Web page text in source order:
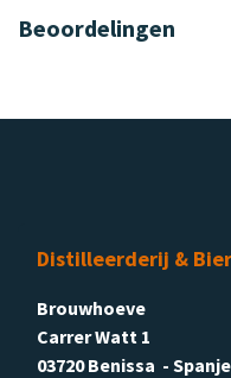
Beoordelingen
Distilleerderij &
Brouwhoeve
Carrer Watt 1
03720 Benissa - Spanje